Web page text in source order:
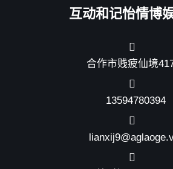
互动和记怡情博
合作市贱疲仙境
13594780394